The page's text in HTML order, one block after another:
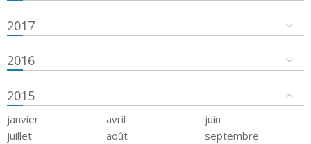
2017
2016
2015
janvier avril
juin
juillet
août
septembre